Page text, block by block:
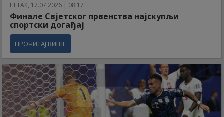
ПЕТАК, 17.07.2026 | 08:17
Финале Свјетског првенства најскупљи
спортски догађај
ПРОЧИТАЈ ВИШЕ